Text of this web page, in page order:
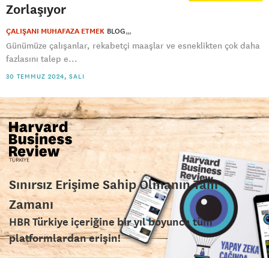
Zorlaşıyor
ÇALIŞANI MUHAFAZA ETMEK BLOG
Günümüze çalışanlar, rekabetçi maaşlar ve esneklikten çok daha
fazlasını talep e...
30 TEMMUZ 2024, SALI
Sınırsız Erişime Sahip Olmanın Tam
Zamanı
HBR Türkiye içeriğine bir yıl boyunca tüm
platformlardan erişin!